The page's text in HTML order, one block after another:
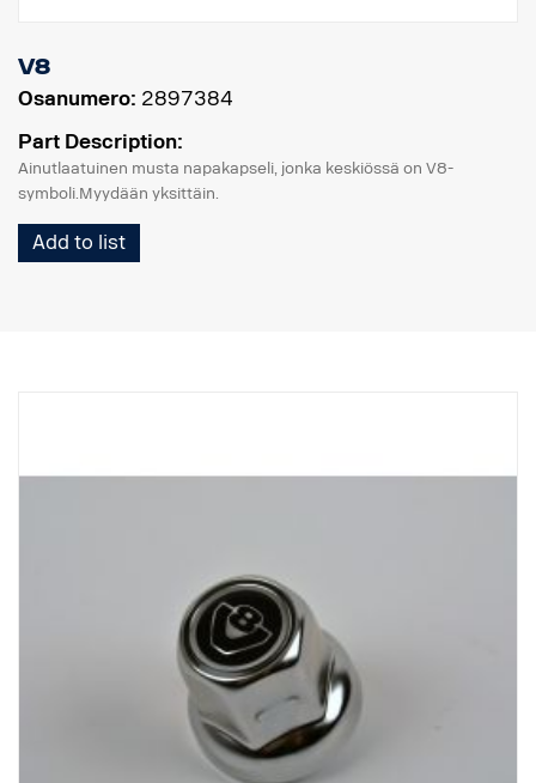
V8
Osanumero: 2897384
Part Description:
Ainutlaatuinen musta napakapseli, jonka keskiössä on V8-
symboli.Myydään yksittäin.
Add to list